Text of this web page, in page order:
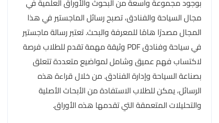
مجال السياحة والفنادق، تصبح رسائل الماجستير في هذا
المجال مصدرًا هامًا للمعرفة والبحث. تعتبر رسالة ماجستير
في سياحة وفنادق PDF وثيقة مهمة تقدم للطلاب فرصة
لاكتساب فهم عميق وشامل لمواضيع متعددة تتعلق
بصناعة السياحة وإدارة الفنادق. من خلال قراءة هذه
الرسائل، يمكن للطلاب الاستفادة من الأبحاث الأصلية
والتحليلات المتعمقة التي تقدمها هذه الأوراق.